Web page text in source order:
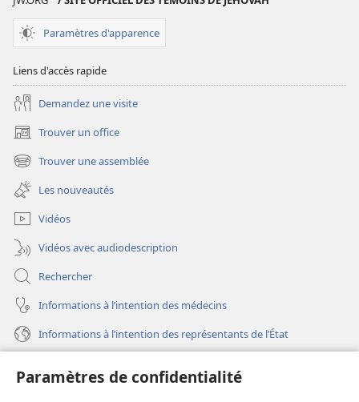
Paramètres de confidentialité
Écritures
Paramètres d'apparence
Liens d'accès rapide
Demandez une visite
Trouver un office
(ouvre
une
nouvelle
fenêtre)
Trouver une assemblée
(ouvre
une
nouvelle
fenêtre)
Les nouveautés
Vidéos
Vidéos avec audiodescription
Rechercher
Informations à l’intention des médecins
Informations à l’intention des représentants de l’État